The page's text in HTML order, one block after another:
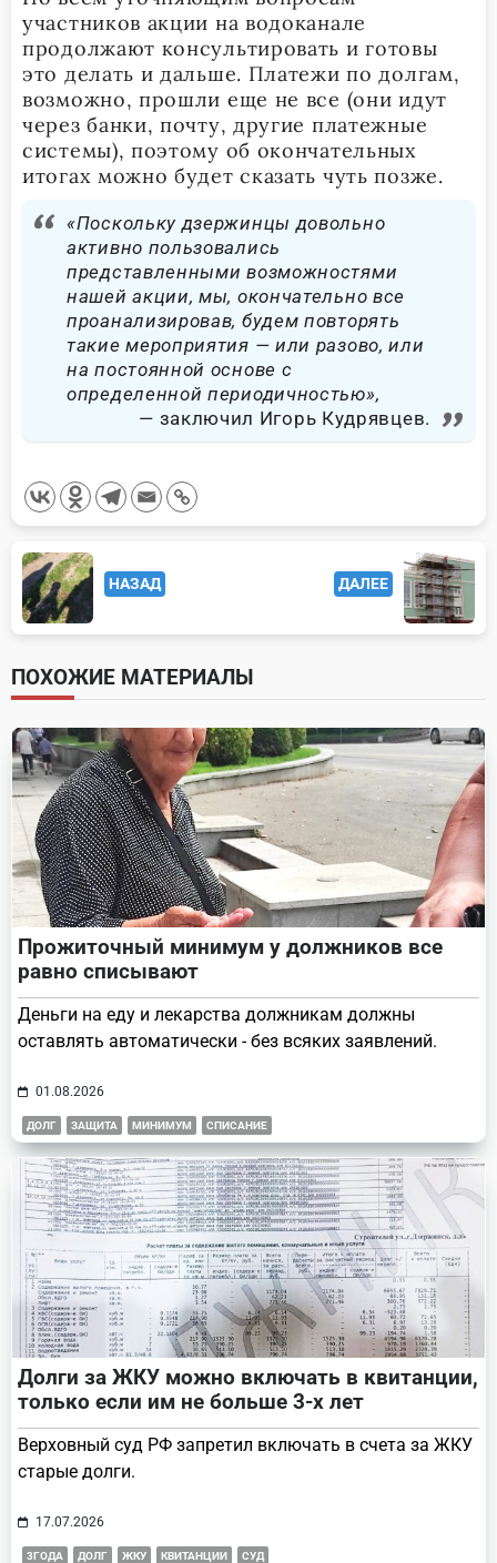
участников акции на водоканале
продолжают консультировать и готовы
это делать и дальше. Платежи по долгам,
возможно, прошли еще не все (они идут
через банки, почту, другие платежные
системы), поэтому об окончательных
итогах можно будет сказать чуть позже.
«Поскольку дзержинцы довольно
активно пользовались
представленными возможностями
нашей акции, мы, окончательно все
проанализировав, будем повторять
такие мероприятия — или разово, или
на постоянной основе с
определенной периодичностью»,
заключил Игорь Кудрявцев.
<span
class="nav-
subtitle
screen-
reader-
text">Page</span>
НАЗАД ДАЛЕЕ
ПОХОЖИЕ МАТЕРИАЛЫ
Прожиточный минимум у должников все
равно списывают
Деньги на еду и лекарства должникам должны
оставлять автоматически - без всяких заявлений.
01.08.2026
ДОЛГ ЗАЩИТА МИНИМУМ СПИСАНИЕ
Долги за ЖКУ можно включать в квитанции,
только если им не больше 3-х лет
Верховный суд РФ запретил включать в счета за ЖКУ
старые долги.
17.07.2026
3ГОДА ДОЛГ ЖКУ КВИТАНЦИИ СУД